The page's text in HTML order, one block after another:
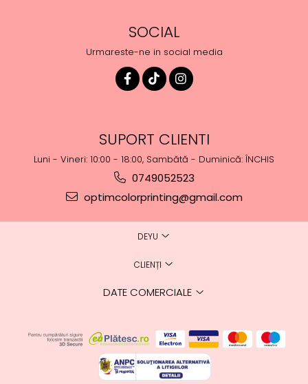
SOCIAL
Urmareste-ne in social media
SUPORT CLIENTI
Luni - Vineri: 10:00 - 18:00, Sambătă - Duminică: ÎNCHIS
0749052523
optimcolorprinting@gmail.com
DEYU
CLIENȚI
DATE COMERCIALE